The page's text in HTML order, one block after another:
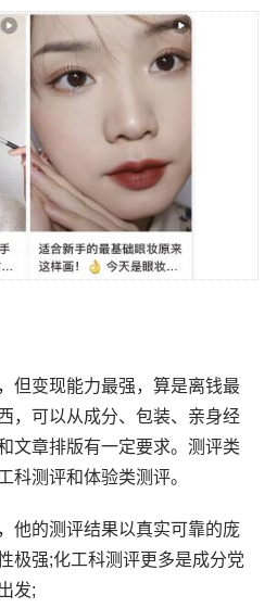
但变现能力最强，算是离钱最
，可以从成分、包装、亲身经
文章排版有一定要求。测评类
科测评和体验类测评。
他的测评结果以真实可靠的庞
极强;化工科测评更多是成分党
发;